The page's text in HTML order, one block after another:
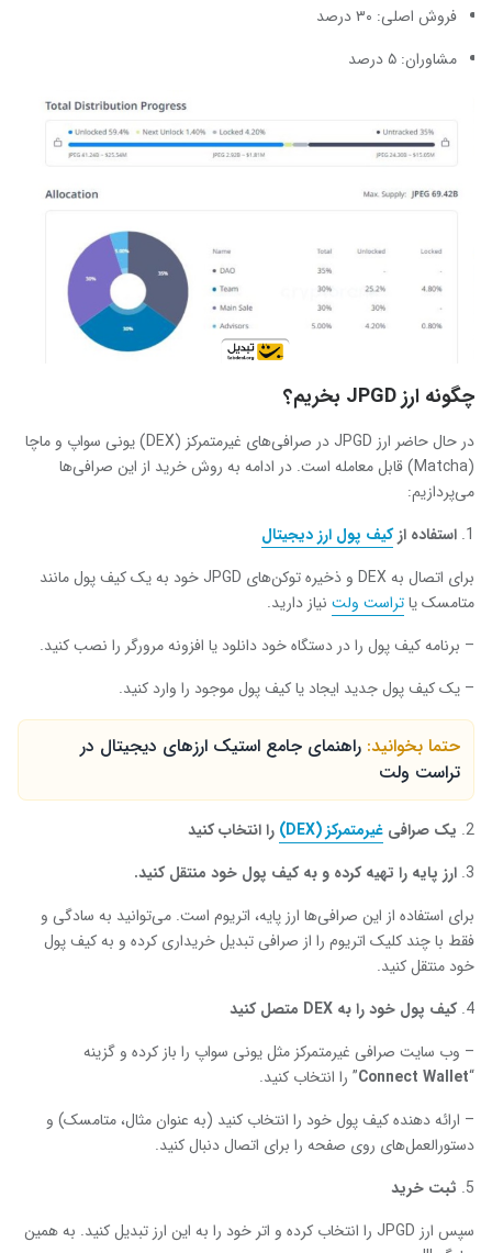
فروش اصلی: ۳۰ درصد
مشاوران: ۵ درصد
چگونه ارز JPGD بخریم؟
در حال حاضر ارز JPGD در صرافی‌های غیرمتمرکز (DEX) یونی سواپ و ماچا
(Matcha) قابل معامله است. در ادامه به روش خرید از این صرافی‌ها
می‌پردازیم:
استفاده ازکیف پول ارز دیجیتال
برای اتصال به DEX و ذخیره توکن‌های JPGD خود به یک کیف پول مانند
متامسک یاتراست ولت نیاز دارید.
– برنامه کیف پول را در دستگاه خود دانلود یا افزونه مرورگر را نصب کنید.
– یک کیف پول جدید ایجاد یا کیف پول موجود را وارد کنید.
حتما بخوانید: راهنمای جامع استیک ارزهای دیجیتال در
تراست ولت
یک صرافی غیرمتمرکز (DEX
) را انتخاب کنید
ارز پایه را تهیه کرده و به کیف پول خود منتقل کنید.
برای استفاده از این صرافی‌ها ارز پایه، اتریوم است. می‌توانید به سادگی و
فقط با چند کلیک اتریوم را از صرافی تبدیل خریداری کرده و به کیف پول
خود منتقل کنید.
کیف پول خود را به DEX متصل کنید
– وب سایت صرافی غیرمتمرکز مثل یونی سواپ را باز کرده و گزینه
“
Connect Wallet” را انتخاب کنید.
– ارائه دهنده کیف پول خود را انتخاب کنید (به عنوان مثال، متامسک) و
دستورالعمل‌های روی صفحه را برای اتصال دنبال کنید.
ثبت خرید
سپس ارز JPGD را انتخاب کرده و اتر خود را به این ارز تبدیل کنید. به همین